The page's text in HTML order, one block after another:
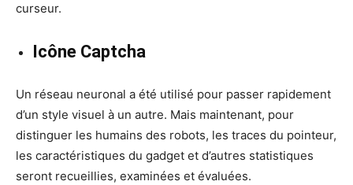
curseur.
Icône Captcha
Un réseau neuronal a été utilisé pour passer rapidement
d’un style visuel à un autre. Mais maintenant, pour
distinguer les humains des robots, les traces du pointeur,
les caractéristiques du gadget et d’autres statistiques
seront recueillies, examinées et évaluées.